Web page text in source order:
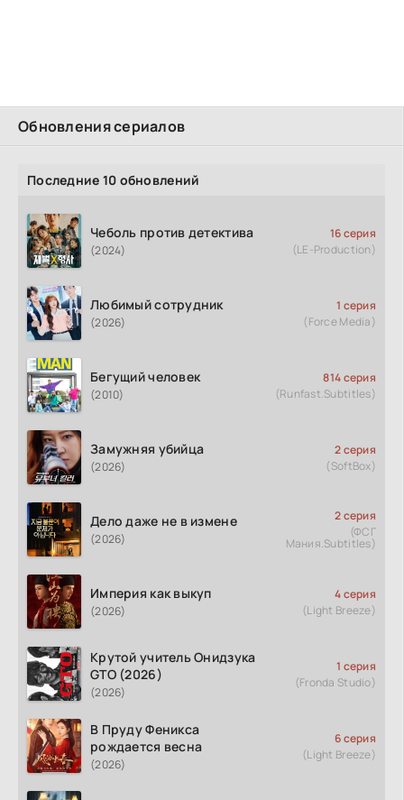
Обновления сериалов
Последние 10 обновлений
Чеболь против детектива
(2024)
16 серия
(LE-Production)
Любимый сотрудник
(2026)
1 серия
(Force Media)
Бегущий человек
(2010)
814 серия
(Runfast.Subtitles)
Замужняя убийца
(2026)
2 серия
(SoftBox)
Дело даже не в измене
(2026)
2 серия
(ФСГ
Мания.Subtitles)
Империя как выкуп
(2026)
4 серия
(Light Breeze)
Крутой учитель Онидзука
GTO (2026)
(2026)
1 серия
(Fronda Studio)
В Пруду Феникса
рождается весна
(2026)
6 серия
(Light Breeze)